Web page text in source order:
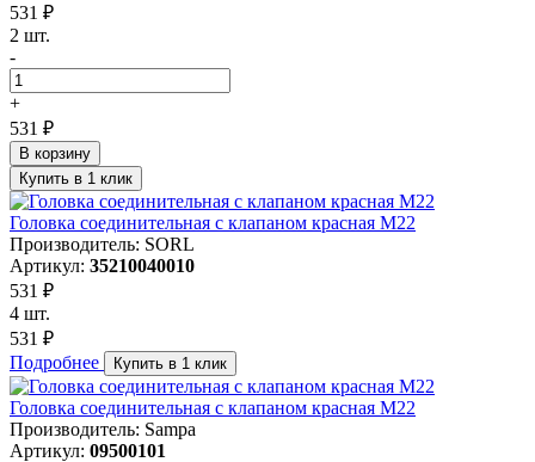
531 ₽
2 шт.
-
+
531 ₽
В корзину
Купить в 1 клик
Головка соединительная с клапаном красная M22
Производитель: SORL
Артикул: 35210040010
531 ₽
4 шт.
531 ₽
Подробнее
Купить в 1 клик
Головка соединительная с клапаном красная M22
Производитель: Sampa
Артикул: 09500101